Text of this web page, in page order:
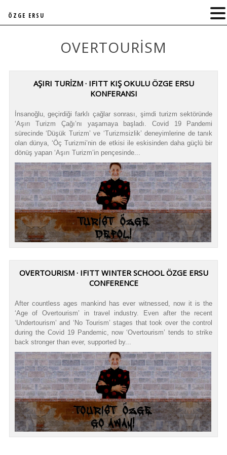
OVERTOURISM
AŞIRI TURİZM · IFITT KIŞ OKULU ÖZGE ERSU
KONFERANSI
İnsanoğlu, geçirdiği farklı çağlar sonrası, şimdi turizm sektöründe
‘Aşırı Turizm Çağı’nı yaşamaya başladı. Covid 19 Pandemi
sürecinde ‘Düşük Turizm’ ve ‘Turizmsizlik’ deneyimlerine de tanık
olan dünya, ‘Öç Turizmi’nin de etkisi ile eskisinden daha güçlü bir
dönüş yapan ‘Aşırı Turizm’in pençesinde...
OVERTOURISM · IFITT WINTER SCHOOL ÖZGE ERSU
CONFERENCE
After countless ages mankind has ever witnessed, now it is the
‘Age of Overtourism’ in travel industry. Even after the recent
‘Undertourism’ and ‘No Tourism’ stages that took over the control
during the Covid 19 Pandemic, now ‘Overtourism’ tends to strike
back stronger than ever, supported by...
ÖZGE ERSU